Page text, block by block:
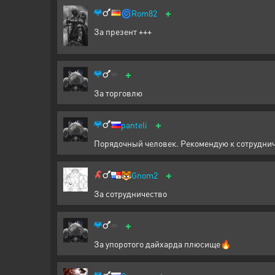
🌀Rom82 +
За презент +++
+
За торговлю
panteli +
Порядочный человек. Рекомендую к
🐯Gnom2 +
За сотрудничество
+
За упоротого дайхарда плюсище🔥